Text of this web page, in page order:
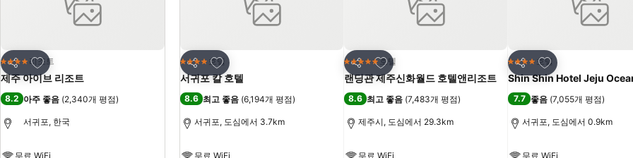
공유
즐겨찾기에 추가
4 성급 리조트
제주 아이브 리조트
8.2 아주 좋음 (2,340개 평점)
서귀포, 한국
무료 WiFi
공유
즐겨찾기에 추가
4 성급 호텔
서귀포 칼 호텔
8.6 최고 좋음 (6,194개 평점)
서귀포, 도심에서 3.7km
무료 WiFi
공유
즐겨찾기에 추가
5 성급 호텔
랜딩관 제주신화월드 호텔앤리조트
8.6 최고 좋음 (7,483개 평점)
제주시, 도심에서 29.3km
무료 WiFi
공유
즐겨찾기에 추가
4 성급 호텔
Shin Shin Hotel Jeju
7.7 좋음 (7,055개 평점)
서귀포, 도심에서 0.9km
무료 WiFi